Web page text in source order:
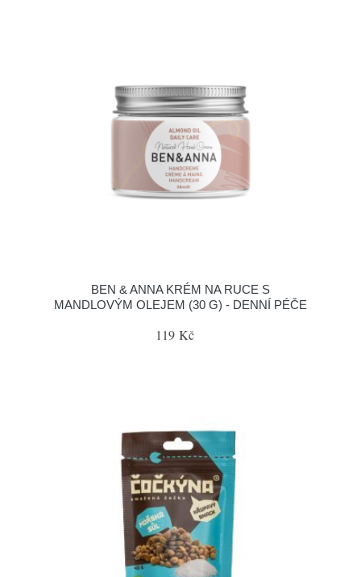
BEN & ANNA KRÉM NA RUCE S
MANDLOVÝM OLEJEM (30 G) - DENNÍ PÉČE
119 Kč